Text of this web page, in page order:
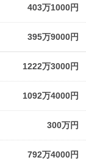
403万1000円
395万9000円
1222万3000円
1092万4000円
300万円
792万4000円